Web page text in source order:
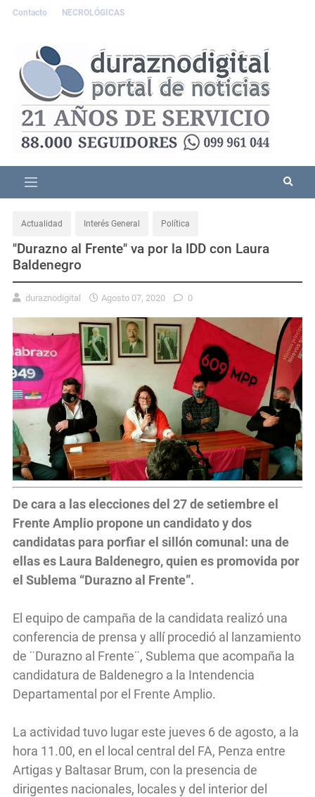
Contacto NECROLÓGICAS
Actualidad Interés General Política
"Durazno al Frente" va por la IDD con Laura
Baldenegro
duraznodigital Agosto 07, 2020 0
De cara a las elecciones del 27 de setiembre el
Frente Amplio propone un candidato y dos
candidatas para porfiar el sillón comunal: una de
ellas es Laura Baldenegro, quien es promovida por
el Sublema “Durazno al Frente”.
El equipo de campaña de la candidata realizó una
conferencia de prensa y allí procedió al lanzamiento
de ¨Durazno al Frente¨, Sublema que acompaña la
candidatura de Baldenegro a la Intendencia
Departamental por el Frente Amplio.
La actividad tuvo lugar este jueves 6 de agosto, a la
hora 11.00, en el local central del FA, Penza entre
Artigas y Baltasar Brum, con la presencia de
dirigentes nacionales, locales y del interior del